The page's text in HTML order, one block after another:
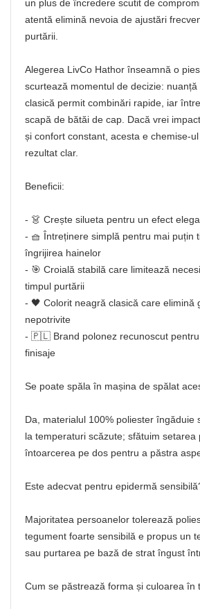
un plus de încredere scutit de
atentă elimină nevoia de ajustări
purtării.
Alegerea LivCo Hathor înseamnă o
scurtează momentul de decizie:
clasică permit combinări rapide, iar
scapă de bătăi de cap. Dacă vrei
și confort constant, acesta e chemise-
rezultat clar.
Beneficii:
- 👗 Crește silueta pentru un efect
- 🧺 Întreținere simplă pentru mai puțin
îngrijirea hainelor
- 🎯 Croială stabilă care limitează
timpul purtării
- 🖤 Colorit neagră clasică care elimină
nepotrivite
- 🇵🇱 Brand polonez recunoscut pentru
finisaje
Se poate spăla în mașina de spălat
Da, materialul 100% poliester îngăduie
la temperaturi scăzute; sfătuim setarea
întoarcerea pe dos pentru a păstra
Este adecvat pentru epidermă
Majoritatea persoanelor tolerează
tegument foarte sensibilă e propus un
sau purtarea pe bază de strat îngust
Cum se păstrează forma și culoarea în